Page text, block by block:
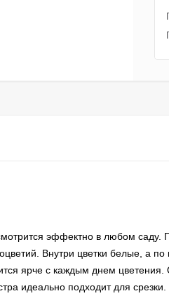
эффектно в любом саду.
Внутри цветки белые, а по
ярче с каждым днем
идеально подходит для срезки.